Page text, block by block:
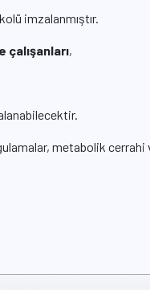
imzalanmıştır.
çalışanları,
metabolik cerrahi